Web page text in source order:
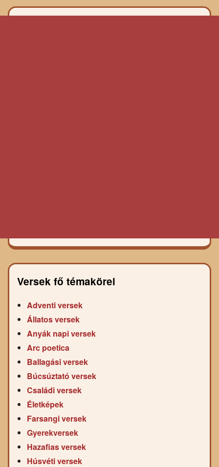
Versek fő témakörei
Adventi versek
Állatos versek
Anyák napi versek
Arc poetica
Ballagási versek
Búcsúztató versek
Családi versek
Életképek
Farsangi versek
Gyerekversek
Hazafias versek
Húsvéti versek